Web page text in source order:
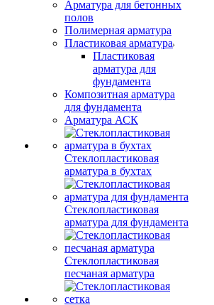
Арматура для бетонных
полов
Полимерная арматура
Пластиковая арматура
Пластиковая
арматура для
фундамента
Композитная арматура
для фундамента
Арматура АСК
Стеклопластиковая
арматура в бухтах
Стеклопластиковая
арматура для фундамента
Стеклопластиковая
песчаная арматура